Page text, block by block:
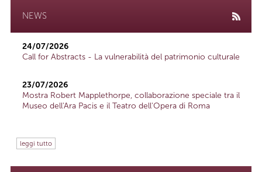
NEWS
24/07/2026
Call for Abstracts - La vulnerabilità del patrimonio culturale
23/07/2026
Mostra Robert Mapplethorpe, collaborazione speciale tra il
Museo dell'Ara Pacis e il Teatro dell'Opera di Roma
leggi tutto